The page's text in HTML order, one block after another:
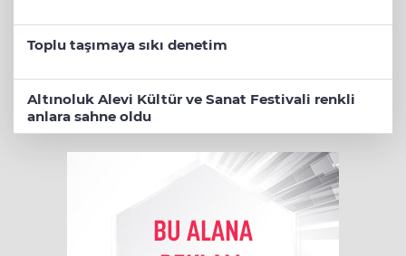
Toplu taşımaya sıkı denetim
Altınoluk Alevi Kültür ve Sanat Festivali renkli
anlara sahne oldu